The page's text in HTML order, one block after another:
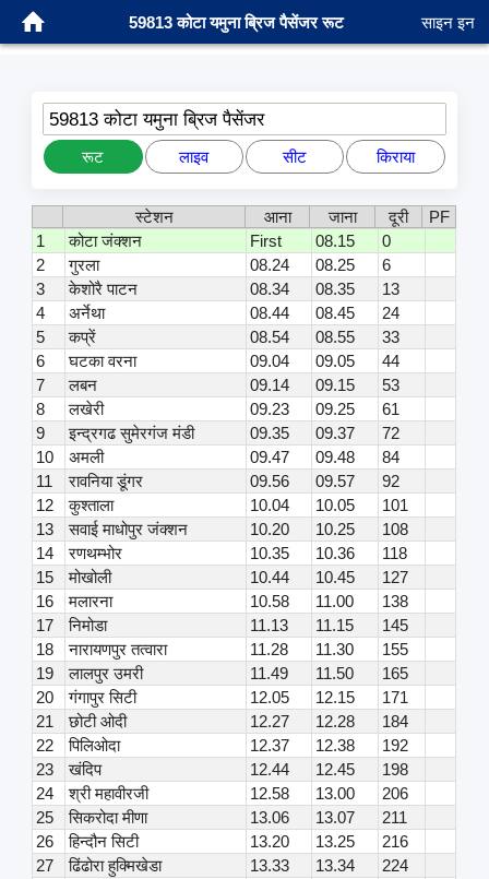
59813 कोटा यमुना ब्रिज पैसेंजर रूट साइन इन
59813 कोटा यमुना ब्रिज पैसेंजर
रूट लाइव सीट किराया
स्टेशन आना जाना दूरी
PF
1
कोटा जंक्शन First 08.15
0
2
गुरला 08.24 08.25
6
3
केशोरै पाटन 08.34 08.35
13
4
अर्नेथा 08.44 08.45
24
5
कप्रें 08.54 08.55
33
6
घटका वरना 09.04 09.05
44
7
लबन 09.14 09.15
53
8
लखेरी 09.23 09.25
61
9
इन्द्रगढ सुमेरगंज मंडी 09.35 09.37
72
10
अमली 09.47 09.48
84
11
रावनिया डूंगर 09.56 09.57
92
12
कुश्ताला 10.04 10.05
101
13
सवाई माधोपुर जंक्शन 10.20 10.25
108
14
रणथम्भोर 10.35 10.36
118
15
मोखोली 10.44 10.45
127
16
मलारना 10.58 11.00
138
17
निमोडा 11.13 11.15
145
18
नारायणपुर तत्वारा 11.28 11.30
155
19
लालपुर उमरी 11.49 11.50
165
20
गंगापुर सिटी 12.05 12.15
171
21
छोटी ओदी 12.27 12.28
184
22
पिलिओदा 12.37 12.38
192
23
खंदिप 12.44 12.45
198
24
श्री महावीरजी 12.58 13.00
206
25
सिकरोदा मीणा 13.06 13.07
211
26
हिन्दौन सिटी 13.20 13.25
216
27
ढिंढोरा हुक्मिखेडा 13.33 13.34
224